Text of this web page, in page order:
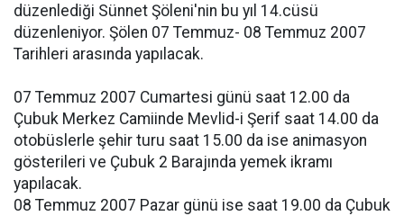
düzenlediği Sünnet Şöleni'nin bu yıl 14.cüsü
düzenleniyor. Şölen 07 Temmuz- 08 Temmuz 2007
Tarihleri arasında yapılacak.
07 Temmuz 2007 Cumartesi günü saat 12.00 da
Çubuk Merkez Camiinde Mevlid-i Şerif saat 14.00 da
otobüslerle şehir turu saat 15.00 da ise animasyon
gösterileri ve Çubuk 2 Barajında yemek ikramı
yapılacak.
08 Temmuz 2007 Pazar günü ise saat 19.00 da Çubuk